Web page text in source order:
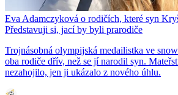
Eva Adamczyková o rodičích, které syn
Představuji si, jací by byli prarodiče
Trojnásobná olympijská medailistka ve
oba rodiče dřív, než se jí narodil syn.
nezahojilo, jen ji ukázalo z nového úhlu.